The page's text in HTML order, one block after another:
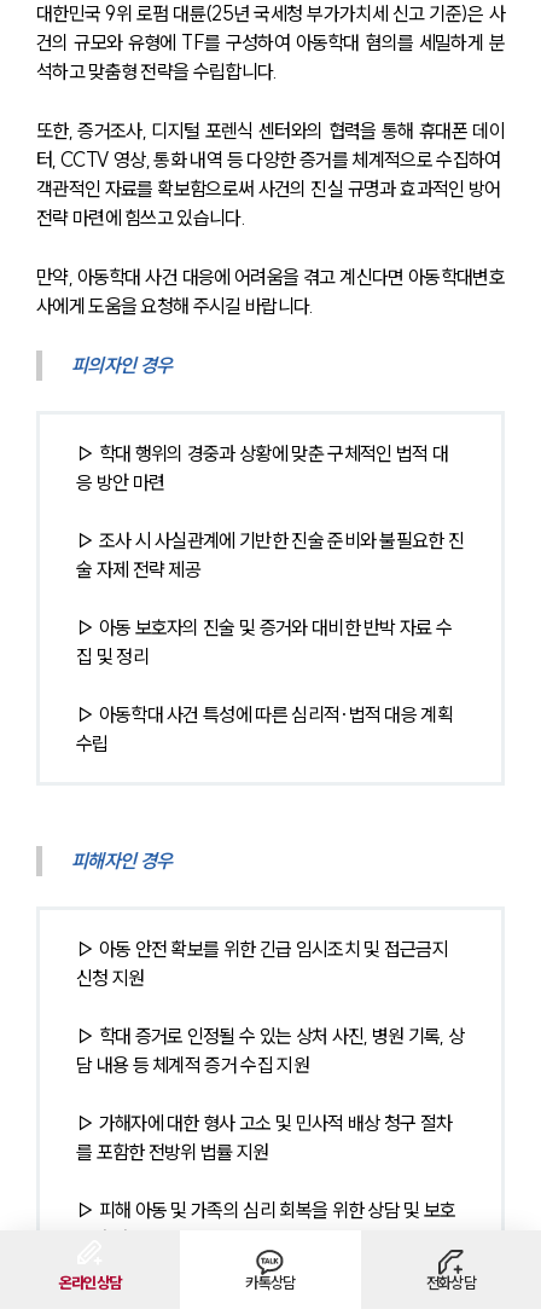
온라인상담 카톡상담 전화상담
대한민국 9위 로펌 대륜(25년 국세청 부가가치세 신고 기준)은 사
건의 규모와 유형에 TF를 구성하여 아동학대 혐의를 세밀하게 분
석하고 맞춤형 전략을 수립합니다.
또한, 증거조사, 디지털 포렌식 센터와의 협력을 통해 휴대폰 데이
터, CCTV 영상, 통화 내역 등 다양한 증거를 체계적으로 수집하여
객관적인 자료를 확보함으로써 사건의 진실 규명과 효과적인 방어
전략 마련에 힘쓰고 있습니다.
만약, 아동학대 사건 대응에 어려움을 겪고 계신다면 아동학대변호
사에게 도움을 요청해 주시길 바랍니다.
피의자인 경우
▷ 학대 행위의 경중과 상황에 맞춘 구체적인 법적 대
응 방안 마련
▷ 조사 시 사실관계에 기반한 진술 준비와 불필요한 진
술 자제 전략 제공
▷ 아동 보호자의 진술 및 증거와 대비한 반박 자료 수
집 및 정리
▷ 아동학대 사건 특성에 따른 심리적·법적 대응 계획
수립
피해자인 경우
▷ 아동 안전 확보를 위한 긴급 임시조치 및 접근금지
신청 지원
▷ 학대 증거로 인정될 수 있는 상처 사진, 병원 기록, 상
담 내용 등 체계적 증거 수집 지원
▷ 가해자에 대한 형사 고소 및 민사적 배상 청구 절차
를 포함한 전방위 법률 지원
▷ 피해 아동 및 가족의 심리 회복을 위한 상담 및 보호